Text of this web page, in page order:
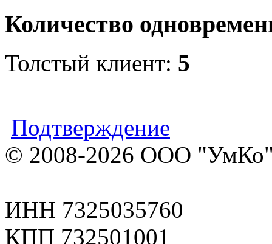
Количество
Толстый клиент: 5
Подтверждение
© 2008-2026 ООО
ИНН 7325035760
КПП 732501001